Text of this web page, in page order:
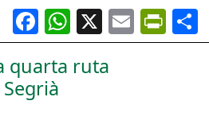
Facebook
WhatsApp
X Email
quarta ruta